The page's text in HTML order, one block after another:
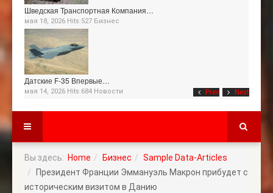
Prev Next
Шведская Транспортная Компания…
мая 18, 2026 Hits:527 Бизнес
Датские F-35 Впервые…
мая 14, 2026 Hits:684 Новости
Вы здесь: Home Бизнес
Sample Data-Articles
Президент Франции Эммануэль Макрон прибудет с
историческим визитом в Данию